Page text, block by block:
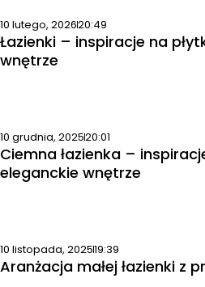
10 lutego, 202620:49
Łazienki – inspiracje na
wnętrze
10 grudnia, 202520:01
Ciemna łazienka –
eleganckie wnętrze
10 listopada, 202519:39
Aranżacja małej łazienki z